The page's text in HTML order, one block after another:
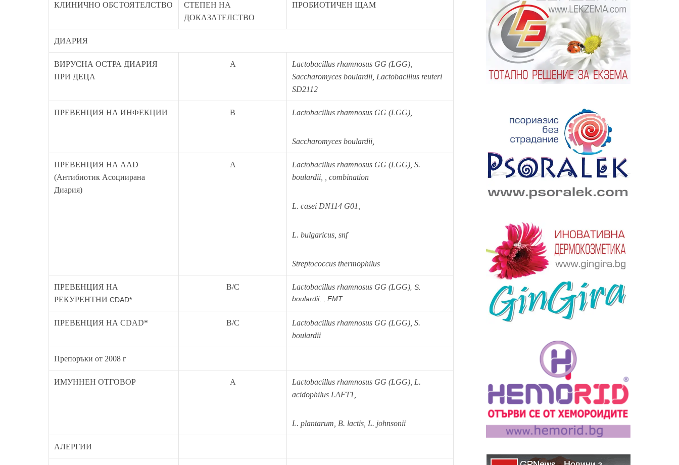
КЛИНИЧНО ОБСТОЯТЕЛСТВО
СТЕПЕН НА
ДОКАЗАТЕЛСТВО
ПРОБИОТИЧЕН ЩАМ
ДИАРИЯ
ВИРУСНА ОСТРА ДИАРИЯ
ПРИ ДЕЦА
A Lactobacillus rhamnosus GG (LGG),
Saccharomyces boulardii, Lactobacillus reuteri
SD2112
ПРЕВЕНЦИЯ НА ИНФЕКЦИИ B Lactobacillus rhamnosus GG (LGG),
Saccharomyces boulardii,
ПРЕВЕНЦИЯ НА AAD
(Антибиотик Асоциирана
Диария)
A Lactobacillus rhamnosus GG (LGG) S.
boulardii, , combination
L. casei DN114 G01,
L. bulgaricus, snf
Streptococcus thermophilus
ПРЕВЕНЦИЯ НА
РЕКУРЕНТНИ CDAD*
B/C Lactobacillus rhamnosus GG (LGG) S.
boulardii, , FMT
ПРЕВЕНЦИЯ НА CDAD* B/C
Lactobacillus rhamnosus GG (LGG), S.
boulardii
Препоръки от 2008 г
ИМУННЕН ОТГОВОР A
Lactobacillus rhamnosus GG (LGG), L.
acidophilus LAFT1,
L. plantarum, B. lactis, L. johnsonii
АЛЕРГИИ
GPNews
медицински специалист